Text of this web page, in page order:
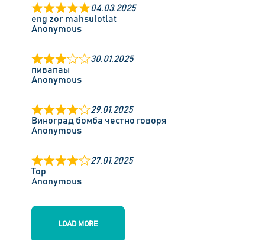
04.03.2025
eng zor mahsulotlat
Anonymous
30.01.2025
пивапаы
Anonymous
29.01.2025
Виноград бомба честно говоря
Anonymous
27.01.2025
Top
Anonymous
LOAD MORE